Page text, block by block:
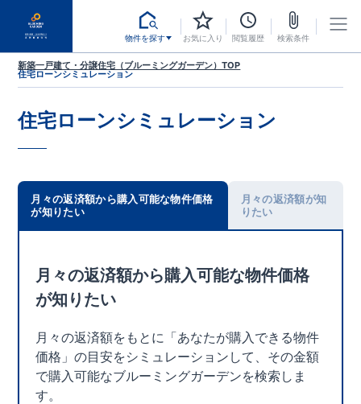
物件を探す お気に入り 閲覧履歴 検索条件
新築一戸建て・分譲住宅（ブルーミングガーデン）TOP
住宅ローンシミュレーション
住宅ローンシミュレーション
月々の返済額から購入可能な物件価格
が知りたい
月々の返済額が知
りたい
月々の返済額から購入可能な物件価格
が知りたい
月々の返済額をもとに「あなたが購入できる物件
価格」の目安をシミュレーションして、その金額
で購入可能なブルーミングガーデンを検索しま
す。